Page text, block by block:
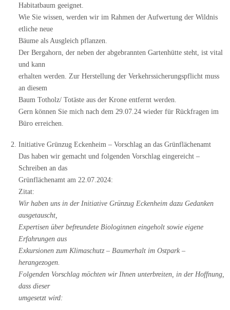
Habitatbaum geeignet.
Wie Sie wissen, werden wir im Rahmen der Aufwertung der Wildnis
etliche neue
Bäume als Ausgleich pflanzen.
Der Bergahorn, der neben der abgebrannten Gartenhütte steht, ist vital
und kann
erhalten werden. Zur Herstellung der Verkehrssicherungspflicht muss
an diesem
Baum Totholz/ Totäste aus der Krone entfernt werden.
Gern können Sie mich nach dem 29.07.24 wieder für Rückfragen im
Büro erreichen.
Initiative Grünzug Eckenheim – Vorschlag an das Grünflächenamt
Das haben wir gemacht und folgenden Vorschlag eingereicht –
Schreiben an das
Grünflächenamt am 22.07.2024:
Zitat:
Wir haben uns in der Initiative Grünzug Eckenheim dazu Gedanken
ausgetauscht,
Expertisen über befreundete Biologinnen eingeholt sowie eigene
Erfahrungen aus
Exkursionen zum Klimaschutz – Baumerhalt im Ostpark –
herangezogen.
Folgenden Vorschlag möchten wir Ihnen unterbreiten, in der Hoffnung,
dass dieser
umgesetzt wird: